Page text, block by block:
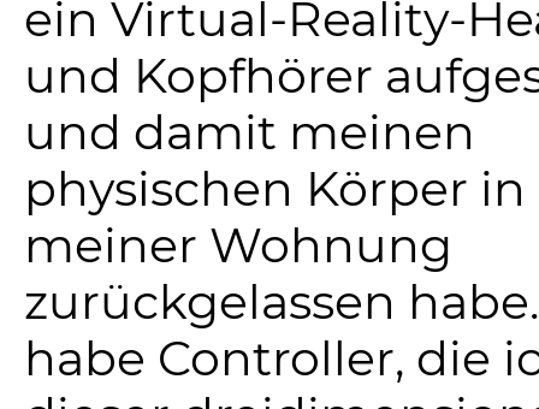
ein Virtual-Reality-
und Kopfhörer
und damit meinen
physischen Körper in
meiner Wohnung
zurückgelassen
habe Controller, die